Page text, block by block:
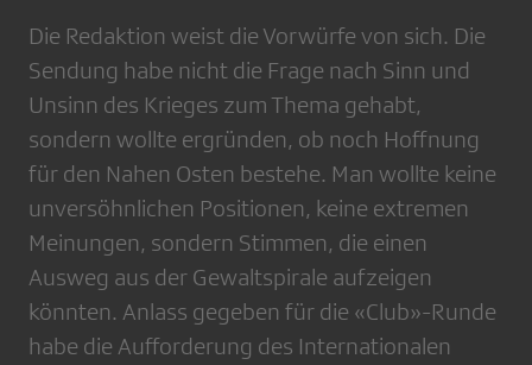
Die Redaktion weist die Vorwürfe von sich. Die
Sendung habe nicht die Frage nach Sinn und
Unsinn des Krieges zum Thema gehabt,
sondern wollte ergründen, ob noch Hoffnung
für den Nahen Osten bestehe. Man wollte keine
unversöhnlichen Positionen, keine extremen
Meinungen, sondern Stimmen, die einen
Ausweg aus der Gewaltspirale aufzeigen
könnten. Anlass gegeben für die «Club»-Runde
habe die Aufforderung des Internationalen